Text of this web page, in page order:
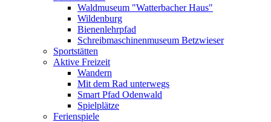
Waldmuseum "Watterbacher Haus"
Wildenburg
Bienenlehrpfad
Schreibmaschinenmuseum Betzwieser
Sportstätten
Aktive Freizeit
Wandern
Mit dem Rad unterwegs
Smart Pfad Odenwald
Spielplätze
Ferienspiele